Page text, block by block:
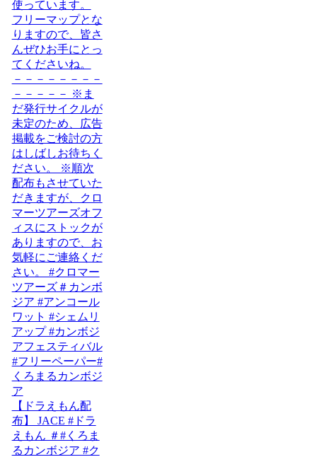
【ドラえもん配
布】 JACE #ドラ
えもん ＃#くろま
るカンボジア #ク